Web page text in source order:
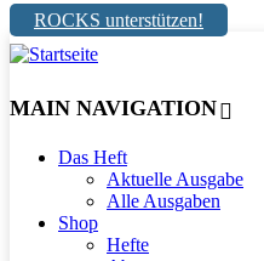
ROCKS unterstützen!
MAIN NAVIGATION
Das Heft
Aktuelle Ausgabe
Alle Ausgaben
Shop
Hefte